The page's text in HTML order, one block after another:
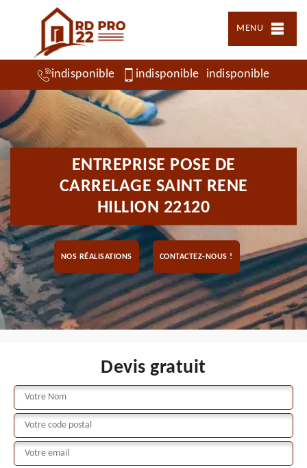
MENU
indisponible indisponible indisponible
ENTREPRISE POSE DE
CARRELAGE SAINT RENE
HILLION 22120
NOS RÉALISATIONS CONTACTEZ-NOUS !
Devis gratuit